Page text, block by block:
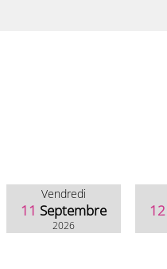
Vendredi
11 Septembre
2026
12